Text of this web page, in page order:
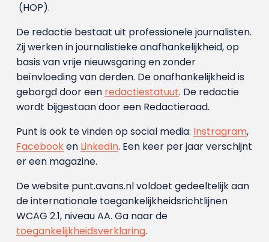
(HOP).
De redactie bestaat uit professionele journalisten.
Zij werken in journalistieke onafhankelijkheid, op
basis van vrije nieuwsgaring en zonder
beïnvloeding van derden. De onafhankelijkheid is
geborgd door een redactiestatuut. De redactie
wordt bijgestaan door een Redactieraad.
Punt is ook te vinden op social media: Instragram,
Facebooken LinkedIn. Een keer per jaar verschijnt
er een magazine.
De website punt.avans.nl voldoet gedeeltelijk aan
de internationale toegankelijkheidsrichtlijnen
WCAG 2.1, niveau AA. Ga naar de
toegankelijkheidsverklaring.